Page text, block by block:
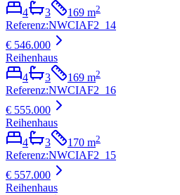
4
3 169 m2
Referenz:NWCIAF2_14
€ 546.000
Reihenhaus
4
3 169 m2
Referenz:NWCIAF2_16
€ 555.000
Reihenhaus
4
3 170 m2
Referenz:NWCIAF2_15
€ 557.000
Reihenhaus